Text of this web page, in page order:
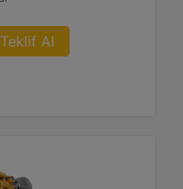
Teklif Al